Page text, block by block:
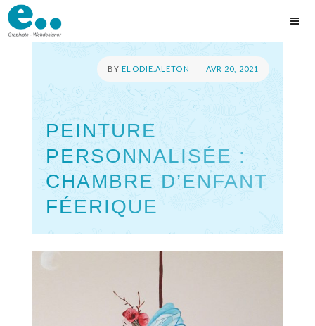
Skip
to
content
BYELODIE.ALETON
POSTED
AVR 20, 2021
PEINTURE
PERSONNALISÉE :
CHAMBRE D’ENFANT
FÉERIQUE